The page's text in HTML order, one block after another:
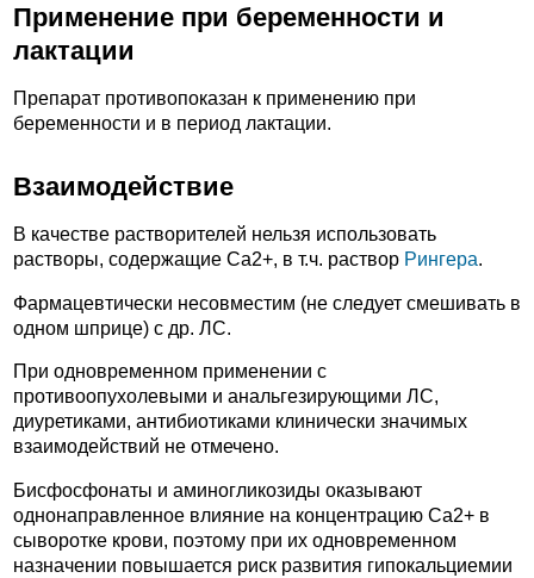
Применение при беременности и
лактации
Препарат противопоказан к применению при
беременности и в период лактации.
Взаимодействие
В качестве растворителей нельзя использовать
растворы, содержащие Ca2+, в т.ч. раствор Рингера.
Фармацевтически несовместим (не следует смешивать в
одном шприце) с др. ЛС.
При одновременном применении с
противоопухолевыми и анальгезирующими ЛС,
диуретиками, антибиотиками клинически значимых
взаимодействий не отмечено.
Бисфосфонаты и аминогликозиды оказывают
однонаправленное влияние на концентрацию Ca2+ в
сыворотке крови, поэтому при их одновременном
назначении повышается риск развития гипокальциемии